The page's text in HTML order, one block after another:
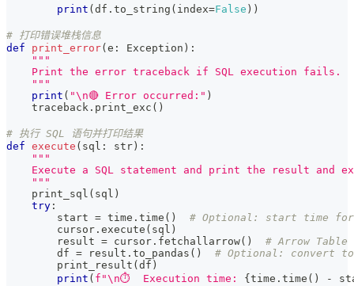
print ( df . to_string ( index=False ) )
# 打印错误堆栈信息
def
print_error( e : Exception ) :
"""
    Print the error traceback if SQL execution fails.
    """
print ( "\n🔴 Error occurred:" )
    traceback
. print_exc ( )
# 执行 SQL 语句并打印结果
def execute ( sql : str ) :
"""
Execute a SQL statement and print the result and
    """
    print_sql
( sql )
try :
        start
= time . time ( )
# Optional: start time for
        cursor
. execute ( sql )
        result
= cursor . fetchallarrow( )
# Arrow Table
        df
= result . to_pandas ( )
# Optional: convert
        print_result
( df )
print ( f"\n⏱️  Execution time: { time . time ( ) -